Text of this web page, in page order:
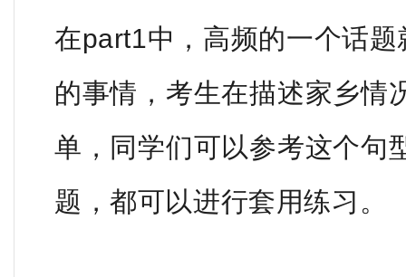
在part1中，高频的一个话
的事情，考生在描述家乡情
单，同学们可以参考这个句
题，都可以进行套用练习。